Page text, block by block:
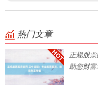
热门文章
正规股
助您财